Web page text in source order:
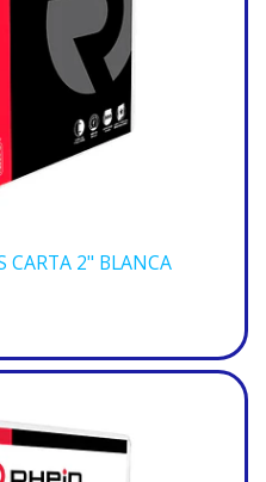
CARTA 2" BLANCA